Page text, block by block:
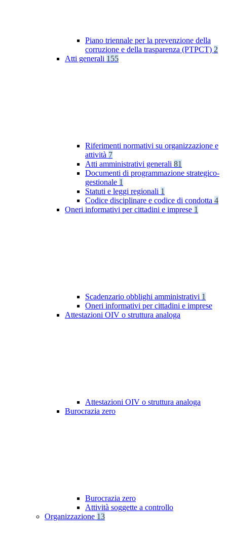
Piano triennale per la prevenzione della
corruzione e della trasparenza (PTPCT) 2
Atti generali 155
Riferimenti normativi su organizzazione e
attività 7
Atti amministrativi generali 81
Documenti di programmazione strategico-
gestionale 1
Statuti e leggi regionali 1
Codice disciplinare e codice di condotta 4
Oneri informativi per cittadini e imprese 1
Scadenzario obblighi amministrativi 1
Oneri informativi per cittadini e imprese
Attestazioni OIV o struttura analoga
Attestazioni OIV o struttura analoga
Burocrazia zero
Burocrazia zero
Attività soggette a controllo
Organizzazione 13